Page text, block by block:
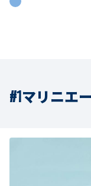
#1マリニエ